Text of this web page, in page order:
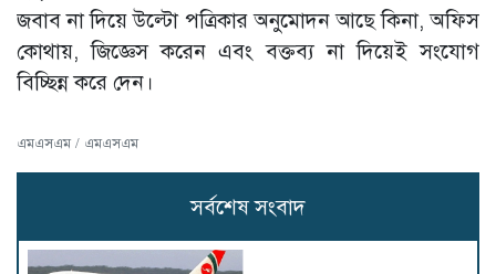
জবাব না দিয়ে উল্টো পত্রিকার অনুমোদন আছে কিনা, অফিস
কোথায়, জিজ্ঞেস করেন এবং বক্তব্য না দিয়েই সংযোগ
বিচ্ছিন্ন করে দেন।
এমএসএম / এমএসএম
সর্বশেষ সংবাদ